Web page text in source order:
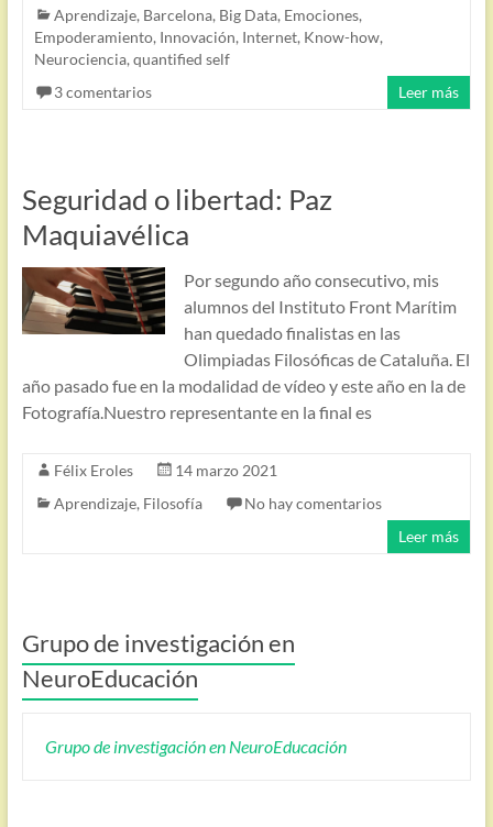
Aprendizaje, Barcelona, Big Data, Emociones,
Empoderamiento, Innovación, Internet, Know-how,
Neurociencia, quantified self
3 comentarios
Leer más
Seguridad o libertad: Paz
Maquiavélica
Por segundo año consecutivo, mis
alumnos del Instituto Front Marítim
han quedado finalistas en las
Olimpiadas Filosóficas de Cataluña. El
año pasado fue en la modalidad de vídeo y este año en la de
Fotografía.Nuestro representante en la final es
Félix Eroles
14 marzo 2021
Aprendizaje, Filosofía
No hay comentarios
Leer más
Grupo de investigación en
NeuroEducación
Grupo de investigación en NeuroEducación